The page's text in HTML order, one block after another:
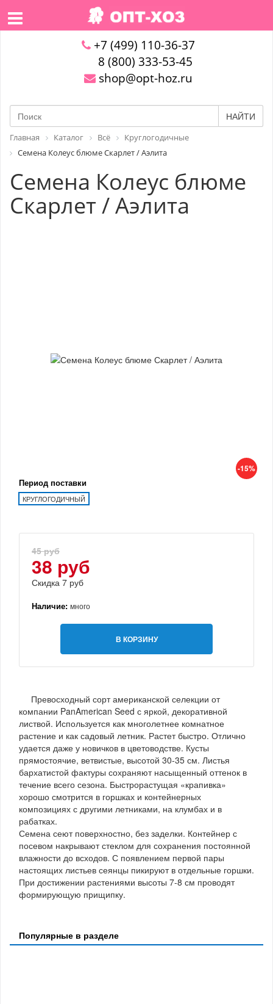
+7 (499) 110-36-37
8 (800) 333-53-45
shop@opt-hoz.ru
НАЙТИ
Главная Каталог Всё
Круглогодичные
Семена Колеус блюме Скарлет / Аэлита
Семена Колеус блюме
Скарлет / Аэлита
-15%
Период поставки
КРУГЛОГОДИЧНЫЙ
45 руб
38 руб
Скидка 7 руб
Наличие: много
В КОРЗИНУ
Превосходный сорт американской селекции от
компании PanAmerican Seed с яркой, декоративной
листвой. Используется как многолетнее комнатное
растение и как садовый летник. Растет быстро. Отлично
удается даже у новичков в цветоводстве. Кусты
прямостоячие, ветвистые, высотой 30-35 см. Листья
бархатистой фактуры сохраняют насыщенный оттенок в
течение всего сезона. Быстрорастущая «крапивка»
хорошо смотрится в горшках и контейнерных
композициях с другими летниками, на клумбах и в
рабатках.
Семена сеют поверхностно, без заделки. Контейнер с
посевом накрывают стеклом для сохранения постоянной
влажности до всходов. С появлением первой пары
настоящих листьев сеянцы пикируют в отдельные горшки.
При достижении растениями высоты 7-8 см проводят
формирующую прищипку.
Популярные в разделе